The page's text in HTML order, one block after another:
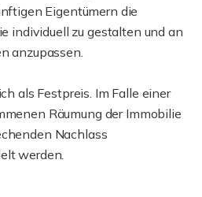
Eigentümern die
individuell zu gestalten und an
anzupassen.
als Festpreis. Im Falle einer
Räumung der Immobilie
Nachlass
werden.